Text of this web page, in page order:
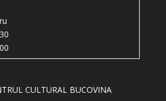
CULTURAL BUCOVINA